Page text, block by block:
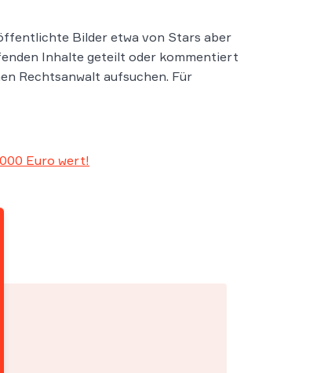
Bilder etwa von Stars aber
Inhalte geteilt oder kommentiert
Rechtsanwalt aufsuchen. Für
Euro wert!